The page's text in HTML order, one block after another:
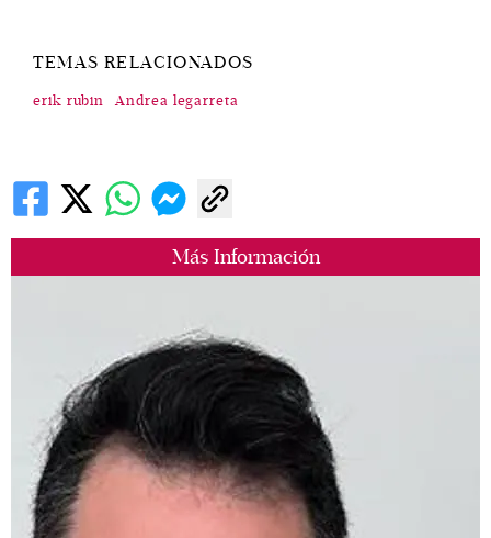
Más Información
TEMAS RELACIONADOS
erik rubin Andrea legarreta